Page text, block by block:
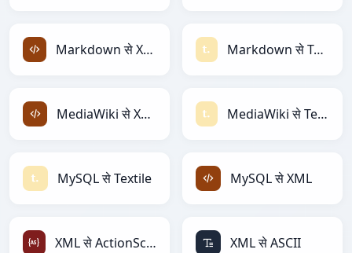
Markdown से XML Markdown से Textile
MediaWiki से XML MediaWiki से Textile
MySQL से Textile MySQL से XML
XML से ActionScript XML से ASCII